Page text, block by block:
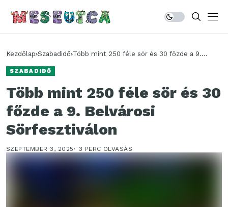
Kezdőlap Szabadidő Több mint 250 féle sör és 30 főzde a 9.
SZABADIDŐ
Több mint 250 féle sör és 30
főzde a 9. Belvárosi
Sörfesztiválon
SZEPTEMBER 3, 2025 3 PERC OLVASÁS